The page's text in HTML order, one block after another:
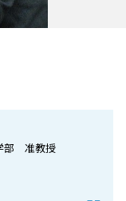
部 准教授